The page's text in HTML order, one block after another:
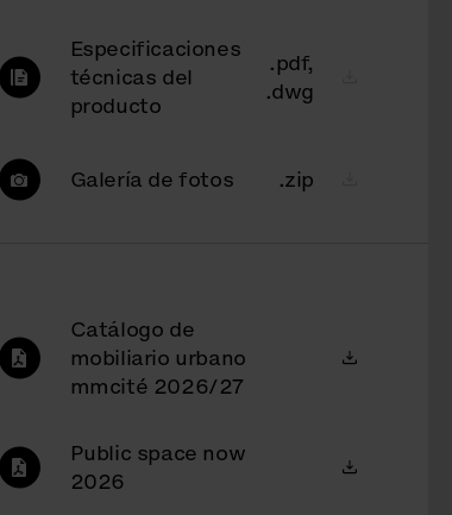
Especificaciones
técnicas del
producto
.pdf,
.dwg
Galería de fotos .zip
Catálogo de
mobiliario urbano
mmcité 2026/27
Public space now
2026